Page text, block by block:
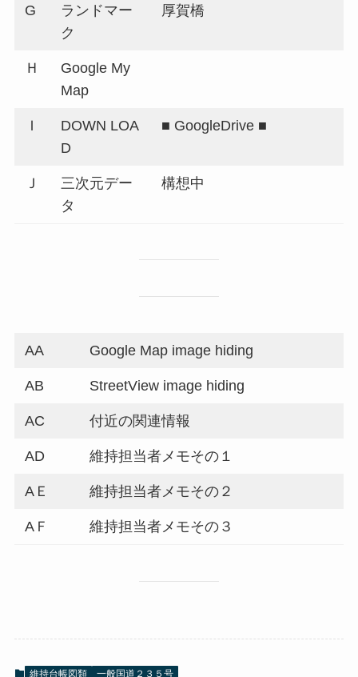
G
ランドマー
ク
厚賀橋
Ｈ
Google My
Map
Ｉ
DOWN LOA
D
■ GoogleDrive ■
Ｊ
三次元デー
タ
構想中
AA Google Map image hiding
AB StreetView image hiding
AC 付近の関連情報
AD 維持担当者メモその１
AＥ 維持担当者メモその２
AＦ 維持担当者メモその３
維持台帳図類 一般国道２３５号